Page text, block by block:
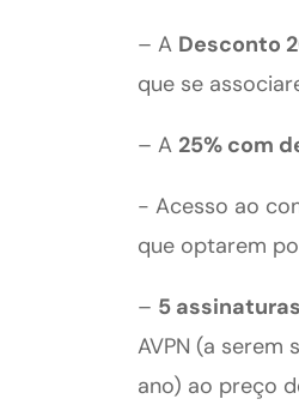
– A Desconto
que se
– A 25% com
- Acesso ao
que optarem
– 5
AVPN (a serem
ano) ao preço